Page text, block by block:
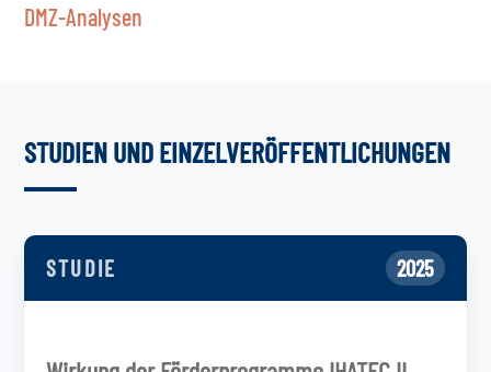
DMZ-Analysen
STUDIEN UND EINZELVERÖFFENTLICHUNGEN
STUDIE 2025